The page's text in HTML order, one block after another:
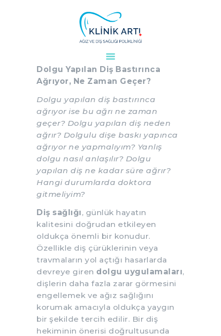
ANASAYFA
KURUMSAL
TEDAVILER
VAKALAR
KVKK
AYDINLATMA
METNI
BLOG
KLINIĞIMIZ
Dolgu Yapılan Diş Bastırınca
Dolgu Yapılan Diş Bastırınca
Ağrıyor, Ne Zaman Geçer?
Dolgu yapılan diş bastırınca
ağrıyor ise bu ağrı ne zaman
geçer? Dolgu yapılan diş neden
ağrır? Dolgulu dişe baskı yapınca
ağrıyor ne yapmalıyım? Yanlış
dolgu nasıl anlaşılır? Dolgu
yapılan diş ne kadar süre ağrır?
Hangi durumlarda doktora
gitmeliyim?
Diş sağlığı, günlük hayatın
kalitesini doğrudan etkileyen
oldukça önemli bir konudur.
Özellikle diş çürüklerinin veya
travmaların yol açtığı hasarlarda
devreye giren dolgu uygulamaları,
dişlerin daha fazla zarar görmesini
engellemek ve ağız sağlığını
korumak amacıyla oldukça yaygın
bir şekilde tercih edilir. Bir diş
hekiminin önerisi doğrultusunda